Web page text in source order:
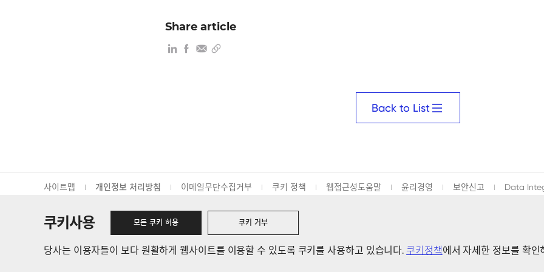
Share article
Back to List
쿠키사용
당사는 이용자들이 보다 원활하게 웹사이트를 이용할 수 있도록 쿠키를 사용하고 있습니다. 쿠키정책에서 자세한 정보를 확인
모든 쿠키 허용 쿠키 거부
사이트맵 개인정보 처리방침 이메일무단수집거부 쿠키 정책 웹접근성도움말 윤리경영 보안신고
Data
ⓒ 2025 Samsung Biologics. All rights reserved.